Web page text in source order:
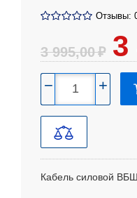
Отзывы:
3 995,00₽ 3
− +
Кабель силовой